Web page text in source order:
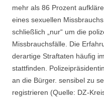
mehr als 86 Prozent
eines sexuellen
schließlich „nur“ um die
Missbrauchsfälle. Die
derartige Straftaten häufig
stattfinden.
an die Bürger. sensibel zu
registrieren (Quelle: DZ-